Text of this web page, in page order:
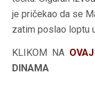
je pričekao da se
zatim poslao loptu
KLIKOM NA
DINAMA